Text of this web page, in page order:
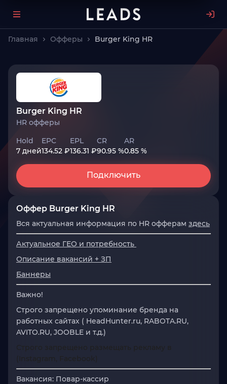
Главная Офферы Burger King HR
Burger King HR
HR офферы
Hold
7 дней
EPC
134.52 ₽
EPL
136.31 ₽
CR
90.95 %
AR
0.85 %
Подключить
Оффер Burger King HR
Вся актуальная информация по HR офферам здесь
Актуальное ГЕО и потребность
Описание вакансий + ЗП
Баннеры
Важно!
Строго запрещено упоминание бренда на
работных сайтах ( HeadHunter.ru, RABOTA.RU,
AVITO.RU, JOOBLE и т.д.)
Строго запрещено
размещать рекламу в
(Instagram, Facebook)
Вакансия: Повар-кассир